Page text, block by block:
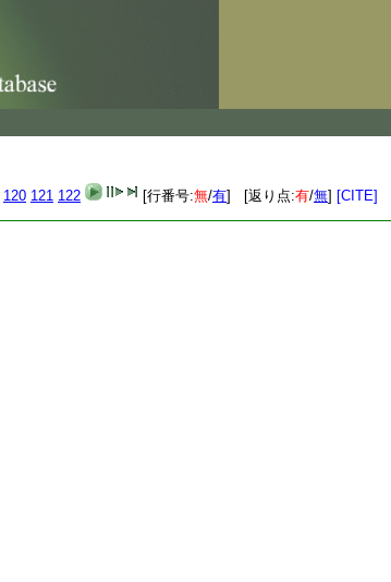
120 121 122 [行番号:無/有] [返り点:有/無] [CITE]